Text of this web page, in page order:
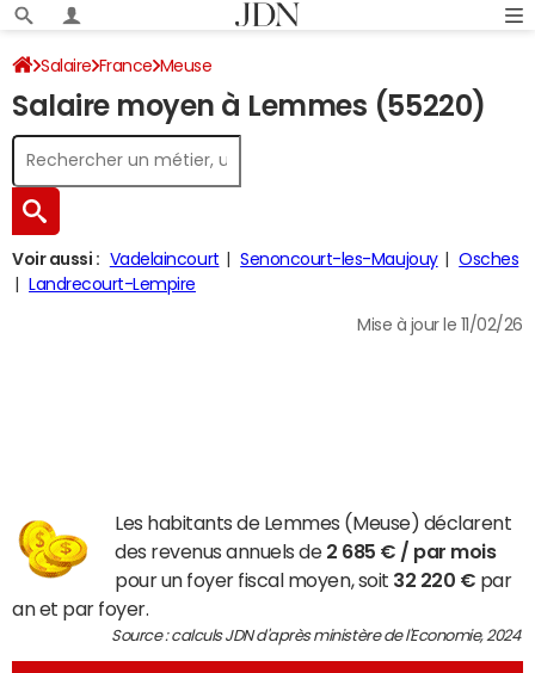
Salaire France Meuse
Salaire moyen à Lemmes (55220)
Voir aussi : Vadelaincourt Senoncourt-les-Maujouy
Osches
Landrecourt-Lempire
Mise à jour le 11/02/26
Les habitants de Lemmes (Meuse) déclarent
des revenus annuels de 2 685 € / par mois
pour un foyer fiscal moyen, soit 32 220 € par
an et par foyer.
Source : calculs JDN d'après ministère de l'Economie, 2024